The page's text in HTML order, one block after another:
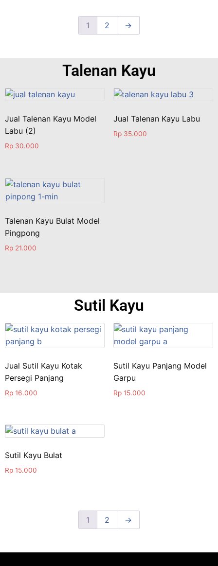
1 2 →
Talenan Kayu
Jual Talenan Kayu Model
Labu (2)
Rp 30.000
Jual Talenan Kayu Labu
Rp35.000
Talenan Kayu Bulat Model
Pingpong
Rp 21.000
Sutil Kayu
Jual Sutil Kayu Kotak
Persegi Panjang
Rp 16.000
Sutil Kayu Panjang Model
Garpu
Rp15.000
Sutil Kayu Bulat
Rp 15.000
1 2 →